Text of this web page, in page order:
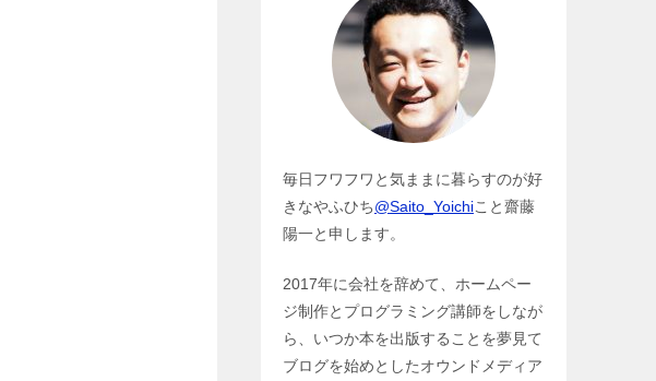
毎日フワフワと気ままに暮らすのが好
きなやふひち@Saito_Yoichiこと齋藤
陽一と申します。
2017年に会社を辞めて、ホームペー
ジ制作とプログラミング講師をしなが
ら、いつか本を出版することを夢見て
ブログを始めとしたオウンドメディア